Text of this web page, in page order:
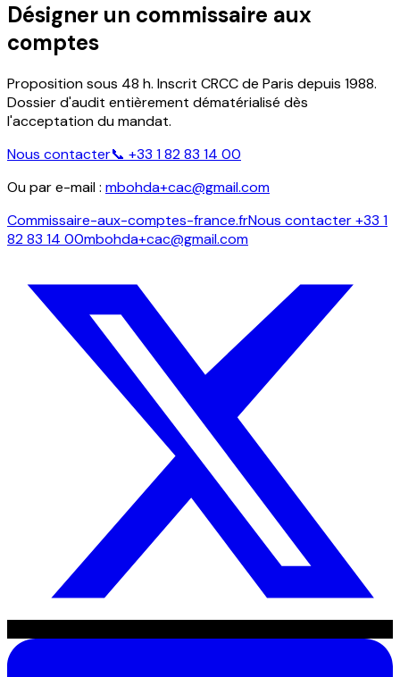
Désigner un commissaire aux
comptes
Proposition sous 48 h. Inscrit CRCC de Paris depuis 1988.
Dossier d'audit entièrement dématérialisé dès
l'acceptation du mandat.
Nous contacter📞 +33 1 82 83 14 00
Ou par e-mail : mbohda+cac@gmail.com
Commissaire-aux-comptes-france.frNous contacter+33 1
82 83 14 00mbohda+cac@gmail.com